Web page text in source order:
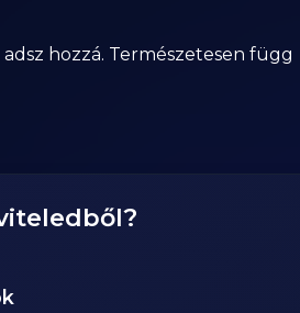
hozzá. Természetesen függ